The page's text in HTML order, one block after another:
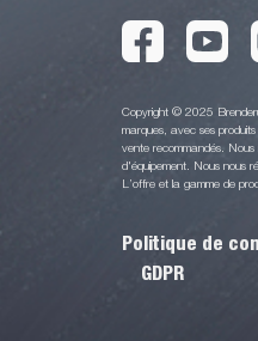
Copyright © 2025
marques, avec ses
vente recommandés. Nous
d'équipement. Nous nous
L’offre et la gamme de
Politique de
GDPR